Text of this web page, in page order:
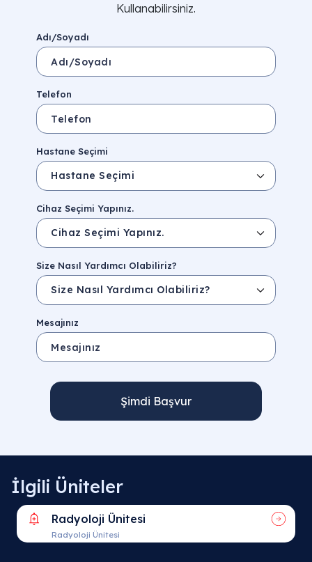
Kullanabilirsiniz.
Adı/Soyadı
Telefon
Hastane Seçimi
Cihaz Seçimi Yapınız.
Size Nasıl Yardımcı Olabiliriz?
Mesajınız
Şimdi Başvur
İlgili Üniteler
Radyoloji Ünitesi
Radyoloji Ünitesi